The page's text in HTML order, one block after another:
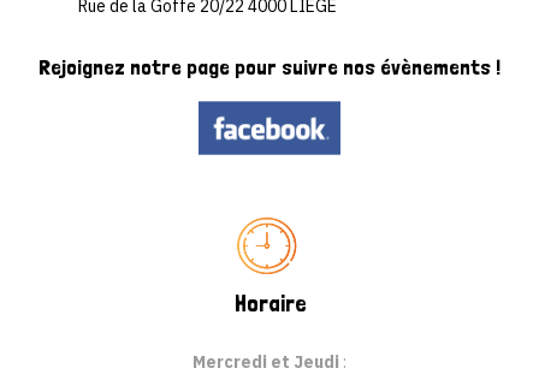
Rue de la Goffe 20/22 4000 LIEGE
Rejoignez notre page pour suivre nos évènements !
Horaire
Mercredi et Jeudi :